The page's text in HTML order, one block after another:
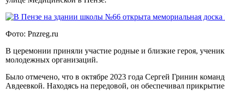
Фото: Pnzreg.ru
В церемонии приняли участие родные и близкие героя,
молодежных организаций.
Было отмечено, что в октябре 2023 года Сергей Гринин
Авдеевкой. Находясь на передовой, он обеспечивал